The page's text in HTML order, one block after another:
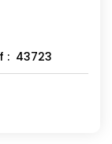
: 43723